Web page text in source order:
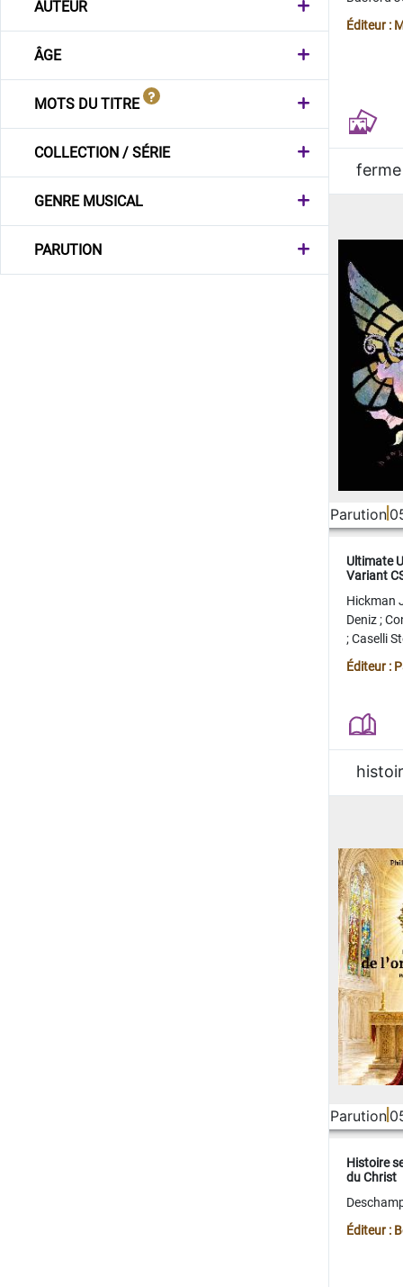
AUTEUR
ÂGE
MOTS DU TITRE
COLLECTION / SÉRIE
GENRE MUSICAL
PARUTION
Éditeur :
ferme
Parution
Ultimate
Variant
Hickman
Deniz;
;Caselli
Juan
Éditeur :
Parution
Histoire
du Christ
Éditeur :